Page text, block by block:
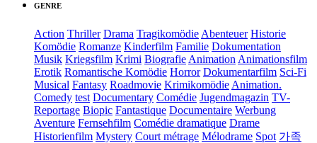
GENRE
Action Thriller Drama Tragikomödie Abenteuer Historie
Komödie Romanze Kinderfilm Familie Dokumentation
Musik Kriegsfilm Krimi Biografie Animation Animationsfilm
Erotik Romantische Komödie Horror Dokumentarfilm Sci-Fi
Musical Fantasy Roadmovie Krimikomödie Animation.
Comedy test Documentary Comédie Jugendmagazin TV-
Reportage Biopic Fantastique Documentaire Werbung
Aventure Fernsehfilm Comédie dramatique Drame
Historienfilm Mystery Court métrage Mélodrame Spot 가족